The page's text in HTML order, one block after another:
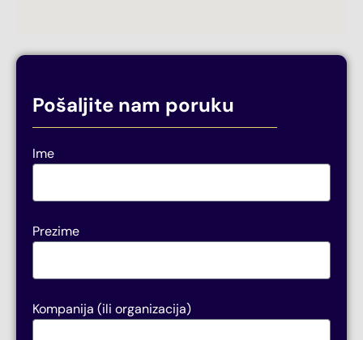
Pošaljite nam poruku
Ime
Prezime
Kompanija (ili organizacija)